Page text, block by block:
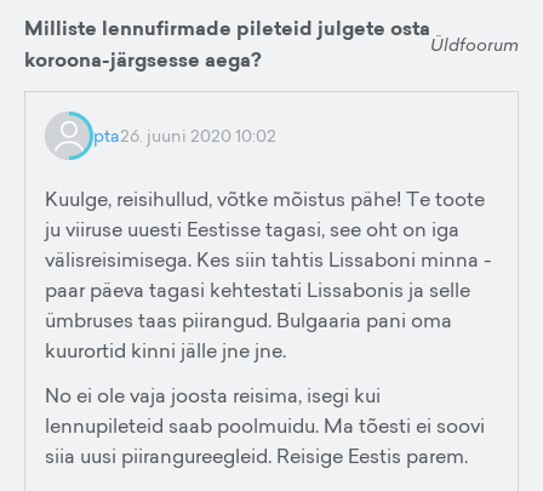
Milliste lennufirmade pileteid julgete osta
koroona-järgsesse aega?
Üldfoorum
pta26. juuni 2020 10:02
Kuulge, reisihullud, võtke mõistus pähe! Te toote
ju viiruse uuesti Eestisse tagasi, see oht on iga
välisreisimisega. Kes siin tahtis Lissaboni minna -
paar päeva tagasi kehtestati Lissabonis ja selle
ümbruses taas piirangud. Bulgaaria pani oma
kuurortid kinni jälle jne jne.
No ei ole vaja joosta reisima, isegi kui
lennupileteid saab poolmuidu. Ma tõesti ei soovi
siia uusi piirangureegleid. Reisige Eestis parem.